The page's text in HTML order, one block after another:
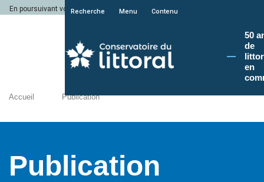
En poursuivant votre navigation sur le site du Conservatoire du littoral, vous
Recherche Menu Contenu
50
de
en
Accueil Publication
Publication